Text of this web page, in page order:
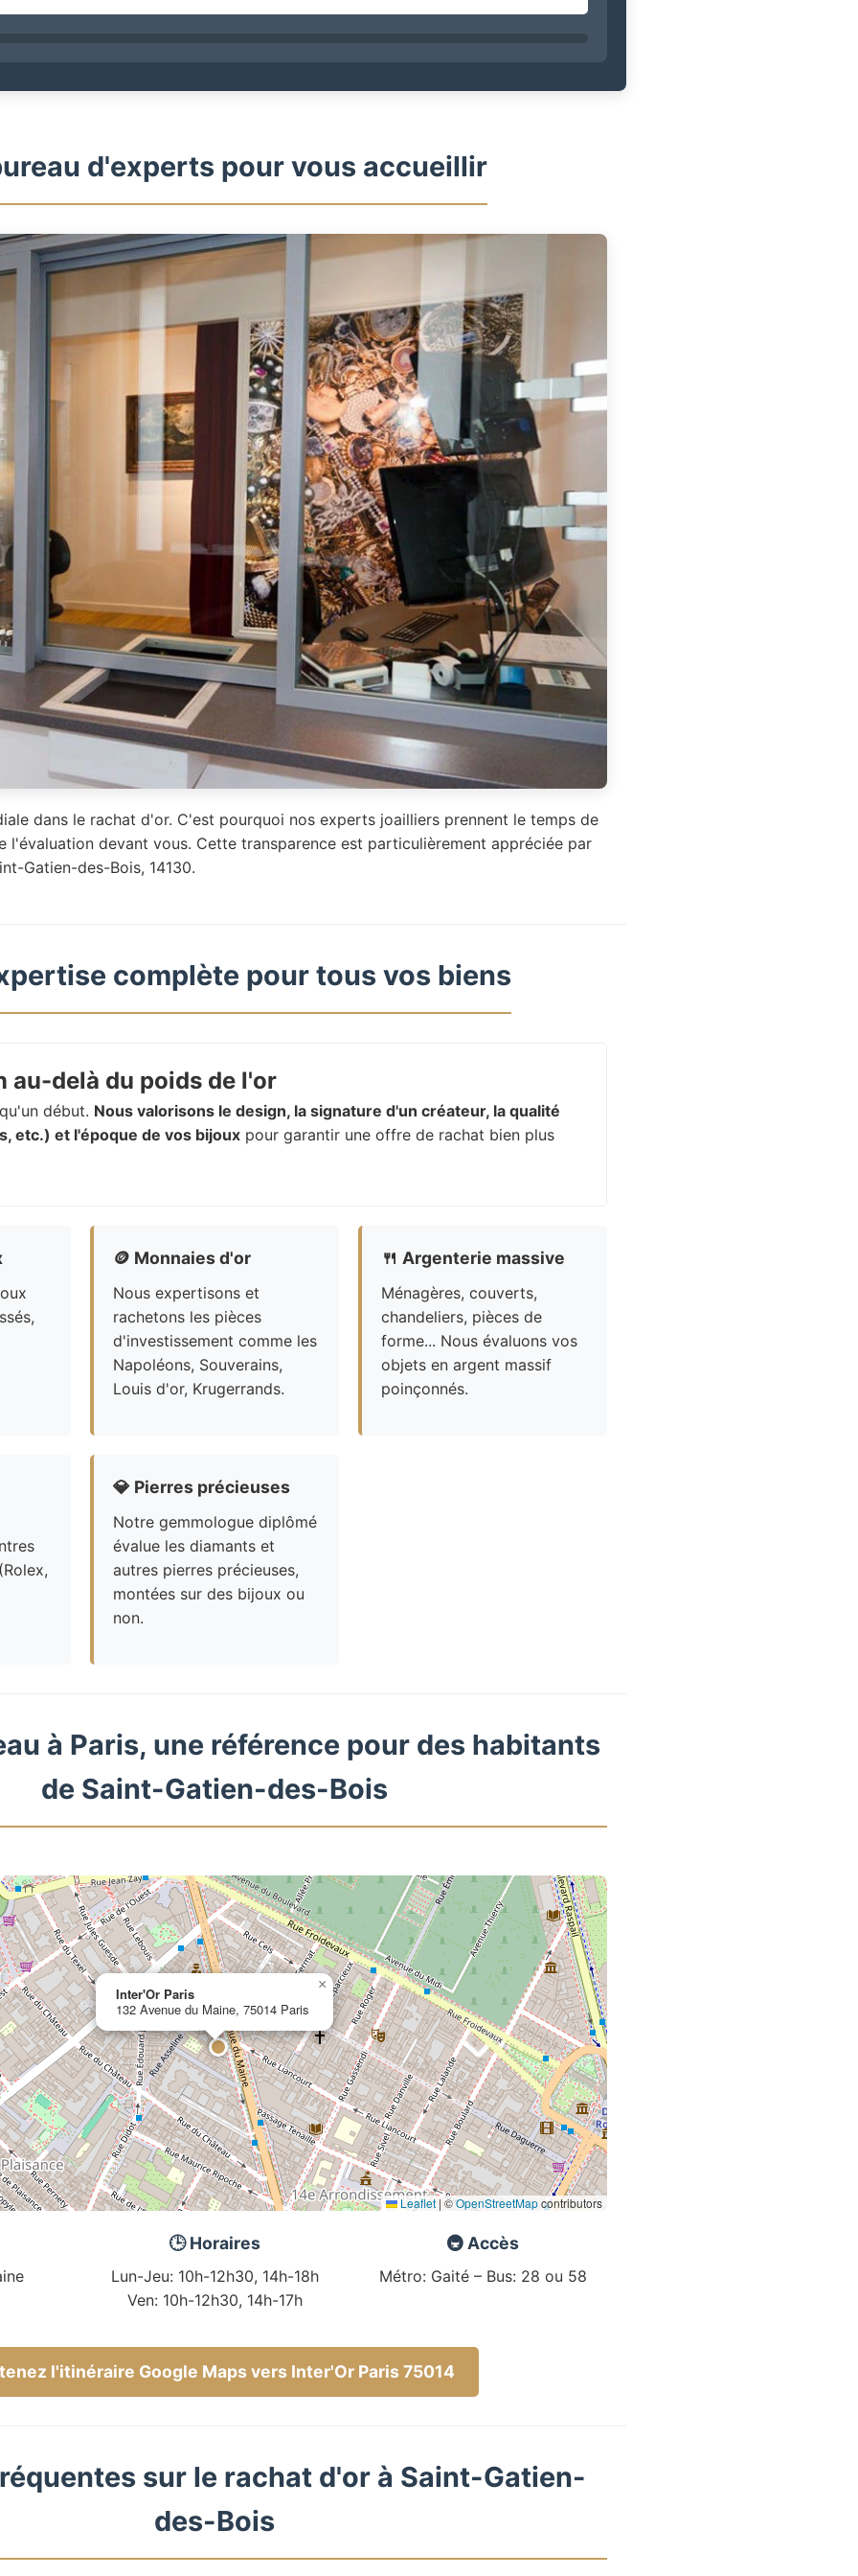
d'experts pour vous accueillir
dans le rachat d'or. C'est pourquoi nos experts joailliers prennent le temps de
l'évaluation devant vous. Cette transparence est particulièrement appréciée par
Gatien-des-Bois, 14130.
complète pour tous vos biens
delà du poids de l'or
début. Nous valorisons le design, la signature d'un créateur, la qualité
etc.) et l'époque de vos bijoux pour garantir une offre de rachat bien plus
🪙 Monnaies d'or
Nous expertisons et
rachetons les pièces
d'investissement comme les
Napoléons, Souverains,
Louis d'or, Krugerrands.
🍴 Argenterie massive
Ménagères, couverts,
chandeliers, pièces de
forme... Nous évaluons vos
objets en argent massif
poinçonnés.
💎 Pierres précieuses
Notre gemmologue diplômé
évalue les diamants et
autres pierres précieuses,
montées sur des bijoux ou
non.
à Paris, une référence pour des habitants
de Saint-Gatien-des-Bois
Inter'Or Paris
132 Avenue du Maine, 75014 Paris
×
Leaflet | ©OpenStreetMapcontributors
🕒 Horaires
Lun-Jeu: 10h-12h30, 14h-18h
Ven: 10h-12h30, 14h-17h
🚇 Accès
Métro: Gaité – Bus: 28 ou 58
l'itinéraire Google Maps vers Inter'Or Paris 75014
sur le rachat d'or à Saint-Gatien-
des-Bois